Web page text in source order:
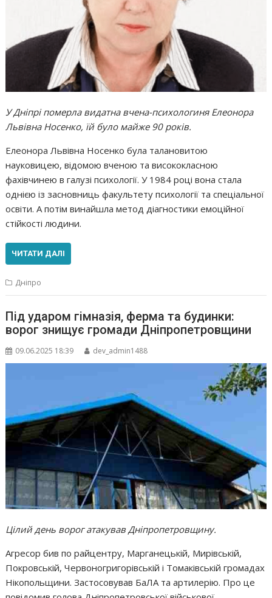
У Дніпрі померла видатна вчена-психологиня Елеонора
Львівна Носенко, їй було майже 90 років.
Елеонора Львівна Носенко була талановитою
науковицею, відомою вченою та висококласною
фахівчинею в галузі психології. У 1984 році вона стала
однією із засновниць факультету психології та спеціальної
освіти. А потім винайшла метод діагностики емоційної
стійкості людини.
ЧИТАТИ ДАЛІ
Дніпро
Під ударом гімназія, ферма та будинки:
ворог знищує громади Дніпропетровщини
09.06.2025 18:39 dev_admin1488
Цілий день ворог атакував Дніпропетровщину.
Агресор бив по райцентру, Марганецькій, Мирівській,
Покровській, Червоногригорівській і Томаківській громадах
Нікопольщини. Застосовував БаЛА та артилерію. Про це